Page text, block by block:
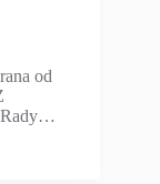
od
Rady…